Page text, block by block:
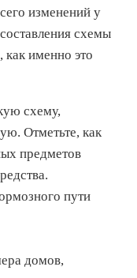
изменений у
схемы
именно это
схему,
Отметьте, как
предметов
пути
домов,